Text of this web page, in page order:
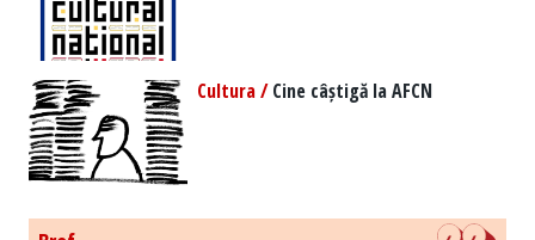
Cultura /Cine câștigă la AFCN